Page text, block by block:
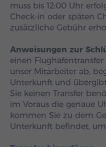
muss bis 12:00 Uhr
Check-in oder späten
zusätzliche Gebühr
Anweisungen zur
einen
unser Mitarbeiter ab,
Unterkunft und
Sie keinen Transfer
im Voraus die genaue
kommen Sie zu dem
Unterkunft befindet,